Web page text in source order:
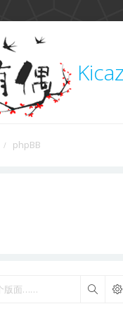
phpBB
搜索